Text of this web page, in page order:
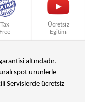
Tax
Free
Ücretsiz
Eğitim
altındadır.
spot ürünlerle
Servislerde ücretsiz